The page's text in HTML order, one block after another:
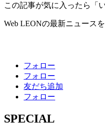
この記事が気に入ったら「
Web LEONの最新ニュース
フォロー
フォロー
友だち追加
フォロー
SPECIAL